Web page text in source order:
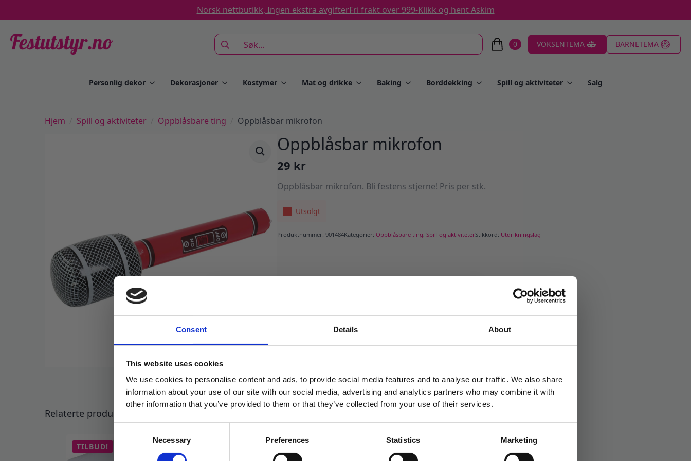
Consent Details About
This website uses cookies
We use cookies to personalise content and ads, to provide social media features and to analyse our traffic. We also share
information about your use of our site with our social media, advertising and analytics partners who may combine it with
other information that you’ve provided to them or that they’ve collected from your use of their services.
Selection
Necessary Preferences Statistics Marketing
Norsk nettbutikk, Ingen ekstra avgifterFri frakt over 999-Klikk og hent Askim
Search
for:
0 VOKSENTEMA BARNETEMA
Personlig dekor Dekorasjoner Kostymer Mat og drikke Baking Borddekking Spill og aktiviteter Salg
Hjem Spill og aktiviteter Oppblåsbare ting Oppblåsbar mikrofon
Oppblåsbar mikrofon
29 kr
Oppblåsbar mikrofon. Bli festens stjerne! Pris per stk.
Utsolgt
Produktnummer:901484Kategorier:Oppblåsbare ting,Spill og aktiviteterStikkord: Utdrikningslag
Relaterte produkter
TILBUD!
få eksklusive tilbud og masse
inspirasjon rett i innboksen